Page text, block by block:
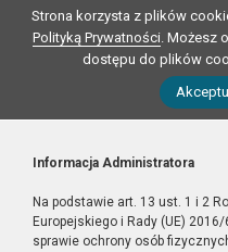
Strona korzysta z plików
Polityką Prywatności. Możesz
dostępu do plików
Informacja Administratora
Na podstawie art. 13 ust. 1 i 2
Europejskiego i Rady (UE)
sprawie ochrony osób